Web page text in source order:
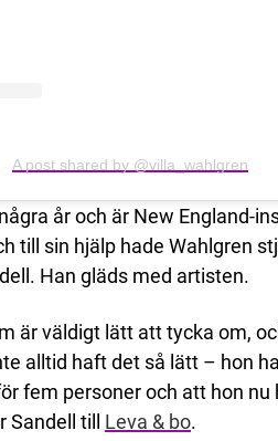
A post shared by @villa_wahlgren
år och är New England-
till sin hjälp hade Wahlgren
Han gläds med artisten.
är väldigt lätt att tycka om,
alltid haft det så lätt – hon
fem personer och att hon
Sandell till Leva & bo.